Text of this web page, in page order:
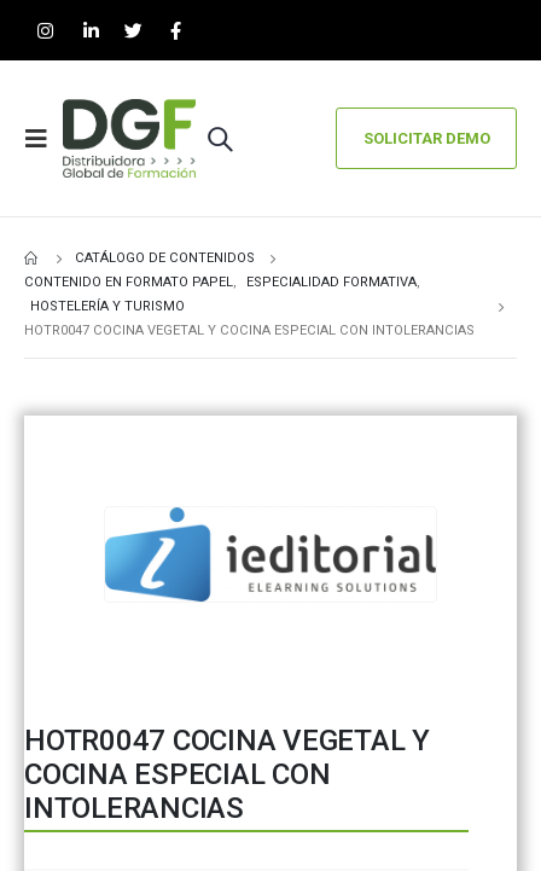
SOLICITAR DEMO
CATÁLOGO DE CONTENIDOS
CONTENIDO EN FORMATO PAPEL, ESPECIALIDAD FORMATIVA,
HOSTELERÍA Y TURISMO
HOTR0047 COCINA VEGETAL Y COCINA ESPECIAL CON INTOLERANCIAS
HOTR0047 COCINA VEGETAL Y
COCINA ESPECIAL CON
INTOLERANCIAS